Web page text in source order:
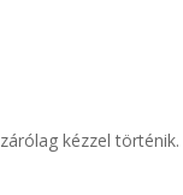
kézzel